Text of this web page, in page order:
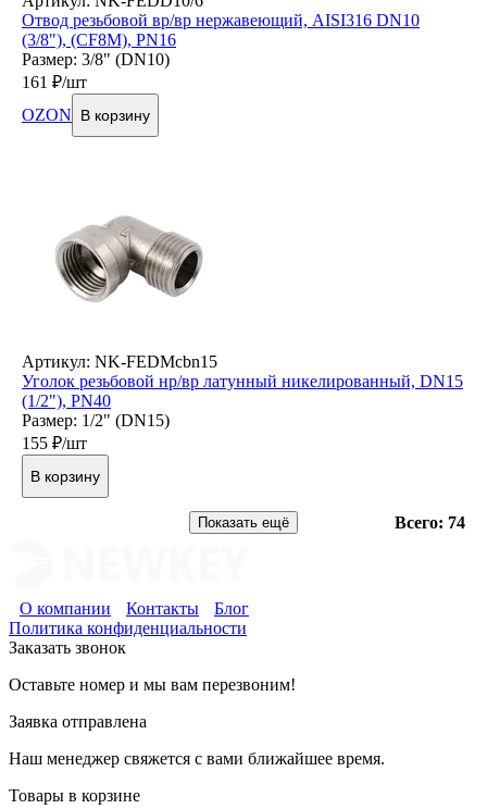
Отвод резьбовой вр/вр нержавеющий, AISI316 DN10
(3/8"), (CF8M), PN16
Размер: 3/8" (DN10)
161 ₽/шт
OZON
В корзину
Артикул: NK-FEDMcbn15
Уголок резьбовой нр/вр латунный никелированный, DN15
(1/2"), PN40
Размер: 1/2" (DN15)
155 ₽/шт
В корзину
Показать ещё Всего: 74
О компании Контакты
Блог
Политика конфиденциальности
Заказать звонок
Оставьте номер и мы вам перезвоним!
Заявка отправлена
Наш менеджер свяжется с вами ближайшее время.
Товары в корзине